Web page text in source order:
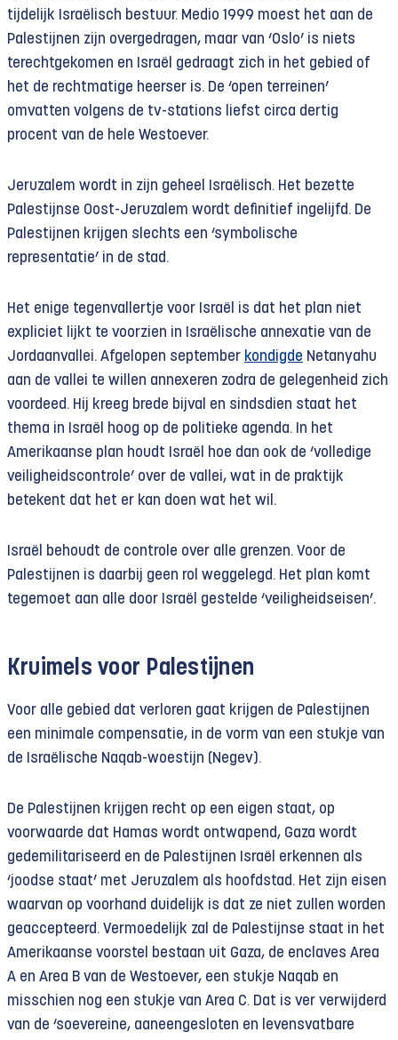
tijdelijk Israëlisch bestuur. Medio 1999 moest het aan de
Palestijnen zijn overgedragen, maar van ‘Oslo’ is niets
terechtgekomen en Israël gedraagt zich in het gebied of
het de rechtmatige heerser is. De ‘open terreinen’
omvatten volgens de tv-stations liefst circa dertig
procent van de hele Westoever.
Jeruzalem wordt in zijn geheel Israëlisch. Het bezette
Palestijnse Oost-Jeruzalem wordt definitief ingelijfd. De
Palestijnen krijgen slechts een ‘symbolische
representatie’ in de stad.
Het enige tegenvallertje voor Israël is dat het plan niet
expliciet lijkt te voorzien in Israëlische annexatie van de
Jordaanvallei. Afgelopen september kondigde Netanyahu
aan de vallei te willen annexeren zodra de gelegenheid zich
voordeed. Hij kreeg brede bijval en sindsdien staat het
thema in Israël hoog op de politieke agenda. In het
Amerikaanse plan houdt Israël hoe dan ook de ‘volledige
veiligheidscontrole’ over de vallei, wat in de praktijk
betekent dat het er kan doen wat het wil.
Israël behoudt de controle over alle grenzen. Voor de
Palestijnen is daarbij geen rol weggelegd. Het plan komt
tegemoet aan alle door Israël gestelde ‘veiligheidseisen’.
Kruimels voor Palestijnen
Voor alle gebied dat verloren gaat krijgen de Palestijnen
een minimale compensatie, in de vorm van een stukje van
de Israëlische Naqab-woestijn (Negev).
De Palestijnen krijgen recht op een eigen staat, op
voorwaarde dat Hamas wordt ontwapend, Gaza wordt
gedemilitariseerd en de Palestijnen Israël erkennen als
‘joodse staat’ met Jeruzalem als hoofdstad. Het zijn eisen
waarvan op voorhand duidelijk is dat ze niet zullen worden
geaccepteerd. Vermoedelijk zal de Palestijnse staat in het
Amerikaanse voorstel bestaan uit Gaza, de enclaves Area
A en Area B van de Westoever, een stukje Naqab en
misschien nog een stukje van Area C. Dat is ver verwijderd
van de ‘soevereine, aaneengesloten en levensvatbare